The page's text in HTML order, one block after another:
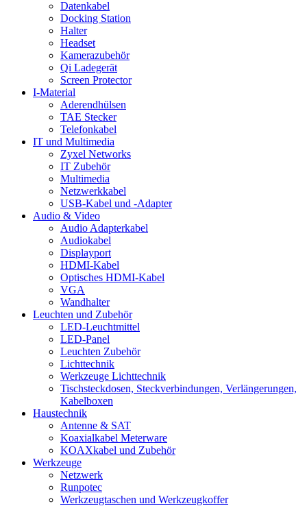
Datenkabel
Docking Station
Halter
Headset
Kamerazubehör
Qi Ladegerät
Screen Protector
I-Material
Aderendhülsen
TAE Stecker
Telefonkabel
IT und Multimedia
Zyxel Networks
IT Zubehör
Multimedia
Netzwerkkabel
USB-Kabel und -Adapter
Audio & Video
Audio Adapterkabel
Audiokabel
Displayport
HDMI-Kabel
Optisches HDMI-Kabel
VGA
Wandhalter
Leuchten und Zubehör
LED-Leuchtmittel
LED-Panel
Leuchten Zubehör
Lichttechnik
Werkzeuge Lichttechnik
Tischsteckdosen, Steckverbindungen, Verlängerungen,
Kabelboxen
Haustechnik
Antenne & SAT
Koaxialkabel Meterware
KOAXkabel und Zubehör
Werkzeuge
Netzwerk
Runpotec
Werkzeugtaschen und Werkzeugkoffer